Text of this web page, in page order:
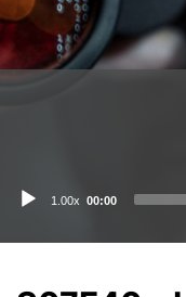
Audio
1.00x 00:00